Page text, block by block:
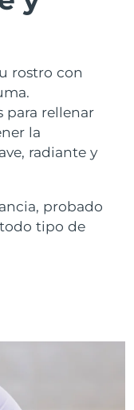
rostro con
para rellenar
la
radiante y
probado
tipo de